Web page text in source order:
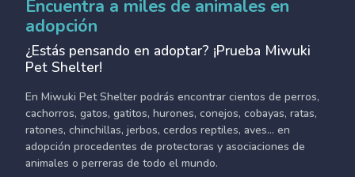
Encuentra a miles de animales en
adopción
¿Estás pensando en adoptar? ¡Prueba Miwuki
Pet Shelter!
En Miwuki Pet Shelter podrás encontrar cientos de perros,
cachorros, gatos, gatitos, hurones, conejos, cobayas, ratas,
ratones, chinchillas, jerbos, cerdos reptiles, aves... en
adopción procedentes de protectoras y asociaciones de
animales o perreras de todo el mundo.